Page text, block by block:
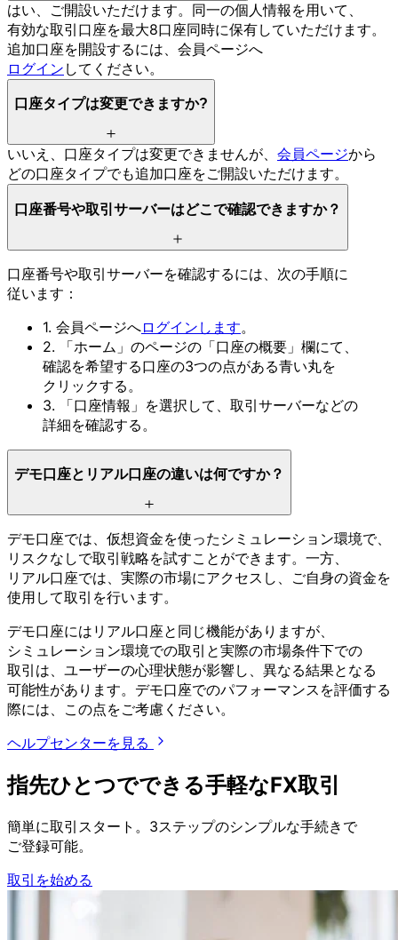
はい、 ご開設いただけます。 同一の個人情報を用いて、
有効な取引口座を最大8口座同時に保有していただけます。
追加口座を開設するには、 会員ページへ
ログイン してください。
口座タイプは変更できますか?
いいえ、 口座タイプは変更できませんが、 会員ページから
どの口座タイプでも追加口座をご開設いただけます。
口座番号や取引サーバーはどこで確認できますか？
口座番号や取引サーバーを確認するには、 次の手順に
従います：
1. 会員ページへログインします。
2.
「ホーム」のページの 「口座の概要」欄にて、
確認を希望する口座の3つの点がある青い丸を
クリックする。
3.
「口座情報」を選択して、 取引サーバーなどの
詳細を確認する。
デモ口座と リアル口座の違いは何ですか？
デモ口座では、 仮想資金を使った シミュレーション環境で、
リスクなしで取引戦略を試すことができます。 一方、
リアル口座では、 実際の市場にアクセスし、 ご自身の資金を
使用して取引を行います。
デモ口座には リアル口座と 同じ機能がありますが、
シミュレーション環境での取引と実際の市場条件下での
取引は、 ユーザーの心理状態が影響し、 異なる結果と なる
可能性があります。 デモ口座でのパフォーマンスを評価する
際には、 この点をご考慮ください。
ヘルプセンターを見る
指先ひとつでできる手軽なFX取引
簡単に取引スタート。 3ステップのシンプルな手続きで
ご登録可能。
取引を始める